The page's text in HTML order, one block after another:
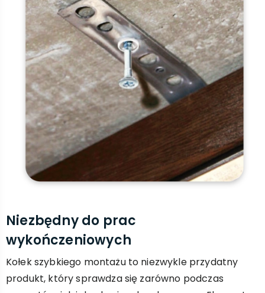
Niezbędny do prac
wykończeniowych
Kołek szybkiego montażu to niezwykle przydatny
produkt, który sprawdza się zarówno podczas